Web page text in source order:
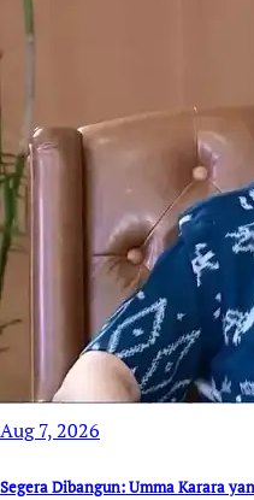
Aug 7, 2026
Segera Dibangun: Umma Karara